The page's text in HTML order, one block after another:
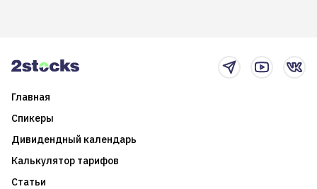
Главная
Спикеры
Дивидендный календарь
Калькулятор тарифов
Статьи